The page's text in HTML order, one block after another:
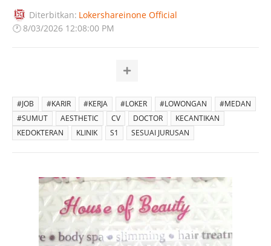
Diterbitkan: Lokershareinone Official
🕐 8/03/2026 12:08:00 PM
#JOB #KARIR #KERJA #LOKER #LOWONGAN
#MEDAN
#SUMUT
AESTHETIC CV DOCTOR
KECANTIKAN
KEDOKTERAN
KLINIK S1 SESUAI JURUSAN